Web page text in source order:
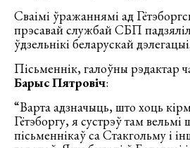
Сваімі ўражаннямі ад
прэсавай службай СБП
ўдзельнікі беларускай дэлегацыі.
Пісьменнік, галоўны рэдактар
Барыс Пятровіч:
“Варта адзначыць, што хоць
Гётэборгу, я сустрэў там
пісьменнікаў са Стакгольму і